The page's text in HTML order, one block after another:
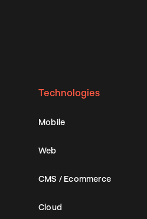
Technologies
Mobile
Web
CMS / Ecommerce
Cloud